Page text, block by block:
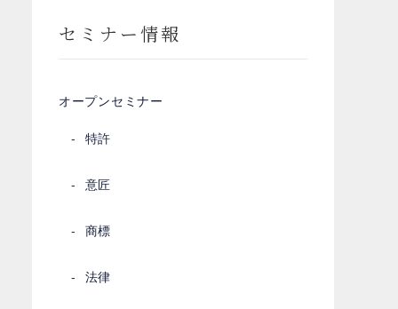
セミナー情報
オープンセミナー
特許
意匠
商標
法律